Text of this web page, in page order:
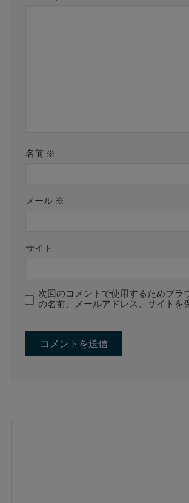
名前 ※
メール ※
サイト
次回のコメントで使用するためブラ
の名前、メールアドレス、サイトを